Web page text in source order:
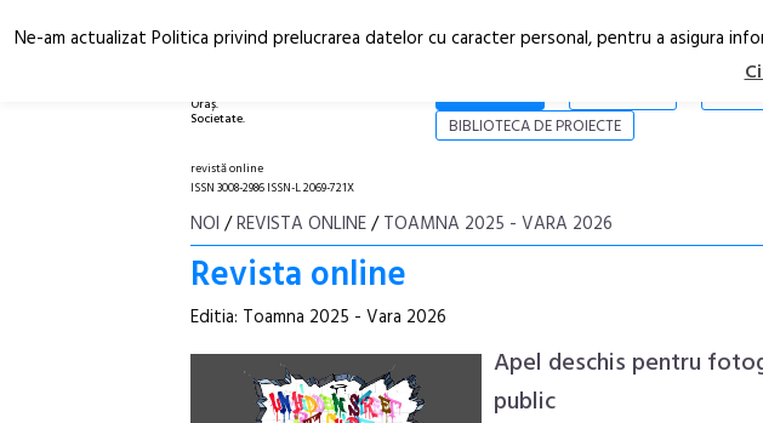
Oraș.
Societate.
NOI
BIBLIOTECA DE PROIECTE
revistă online
ISSN 3008-2986 ISSN-L 2069-721X
NOI /REVISTA ONLINE/TOAMNA 2025 - VARA 2026
Revista online
Editia: Toamna 2025 - Vara 2026
Apel deschis pentru
public
Ne-am actualizat Politica privind prelucrarea datelor cu caracter personal, pentru a asigura